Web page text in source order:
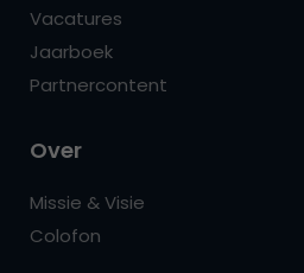
Vacatures
Jaarboek
Partnercontent
Over
Missie & Visie
Colofon